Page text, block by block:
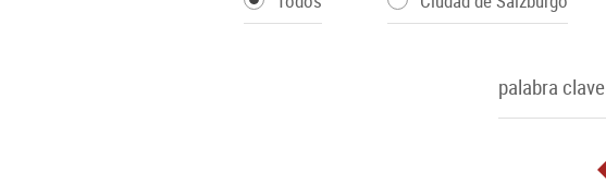
palabra clave